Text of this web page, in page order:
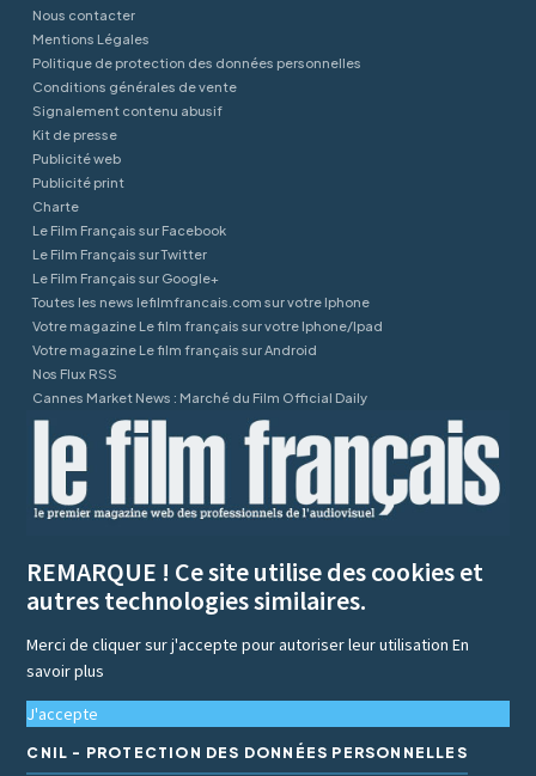
Nous contacter
Mentions Légales
Politique de protection des données personnelles
Conditions générales de vente
Signalement contenu abusif
Kit de presse
Publicité web
Publicité print
Charte
Le Film Français sur Facebook
Le Film Français sur Twitter
Le Film Français sur Google+
Toutes les news lefilmfrancais.com sur votre Iphone
Votre magazine Le film français sur votre Iphone/Ipad
Votre magazine Le film français sur Android
Nos Flux RSS
Cannes Market News : Marché du Film Official Daily
REMARQUE ! Ce site utilise des cookies et
autres technologies similaires.
Merci de cliquer sur j'accepte pour autoriser leur utilisationEn
savoir plus
J'accepte
CNIL - PROTECTION DES DONNÉES PERSONNELLES